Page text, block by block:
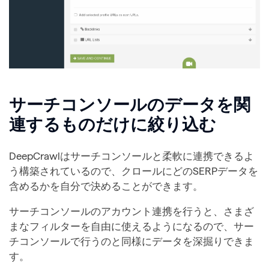
サーチコンソールのデータを関
連するものだけに絞り込む
DeepCrawlはサーチコンソールと柔軟に連携できるよ
う構築されているので、クロールにどのSERPデータを
含めるかを自分で決めることができます。
サーチコンソールのアカウント連携を行うと、さまざ
まなフィルターを自由に使えるようになるので、サー
チコンソールで行うのと同様にデータを深掘りできま
す。